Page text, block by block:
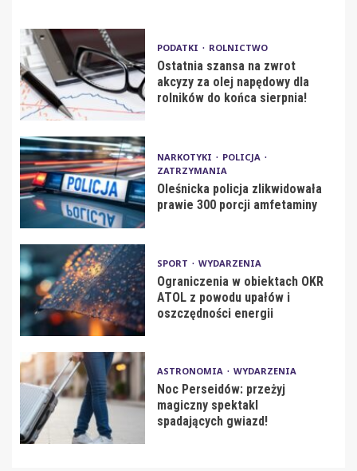
PODATKI ROLNICTWO
Ostatnia szansa na zwrot
akcyzy za olej napędowy dla
rolników do końca sierpnia!
NARKOTYKI
POLICJA
ZATRZYMANIA
Oleśnicka policja zlikwidowała
prawie 300 porcji amfetaminy
SPORT WYDARZENIA
Ograniczenia w obiektach OKR
ATOL z powodu upałów i
oszczędności energii
ASTRONOMIA WYDARZENIA
Noc Perseidów: przeżyj
magiczny spektakl
spadających gwiazd!